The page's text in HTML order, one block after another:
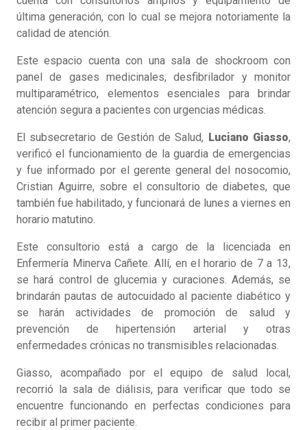
última generación, con lo cual se mejora notoriamente la
calidad de atención.
Este espacio cuenta con una sala de shockroom con
panel de gases medicinales, desfibrilador y monitor
multiparamétrico, elementos esenciales para brindar
atención segura a pacientes con urgencias médicas.
El subsecretario de Gestión de Salud, Luciano Giasso,
verificó el funcionamiento de la guardia de emergencias
y fue informado por el gerente general del nosocomio,
Cristian Aguirre, sobre el consultorio de diabetes, que
también fue habilitado, y funcionará de lunes a viernes en
horario matutino.
Este consultorio está a cargo de la licenciada en
Enfermería Minerva Cañete. Allí, en el horario de 7 a 13,
se hará control de glucemia y curaciones. Además, se
brindarán pautas de autocuidado al paciente diabético y
se harán actividades de promoción de salud y
prevención de hipertensión arterial y otras
enfermedades crónicas no transmisibles relacionadas.
Giasso, acompañado por el equipo de salud local,
recorrió la sala de diálisis, para verificar que todo se
encuentre funcionando en perfectas condiciones para
recibir al primer paciente.